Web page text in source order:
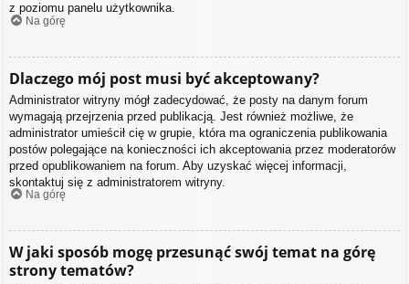
z poziomu panelu użytkownika.
Na górę
Dlaczego mój post musi być akceptowany?
Administrator witryny mógł zadecydować, że posty na danym forum
wymagają przejrzenia przed publikacją. Jest również możliwe, że
administrator umieścił cię w grupie, która ma ograniczenia publikowania
postów polegające na konieczności ich akceptowania przez moderatorów
przed opublikowaniem na forum. Aby uzyskać więcej informacji,
skontaktuj się z administratorem witryny.
Na górę
W jaki sposób mogę przesunąć swój temat na górę
strony tematów?